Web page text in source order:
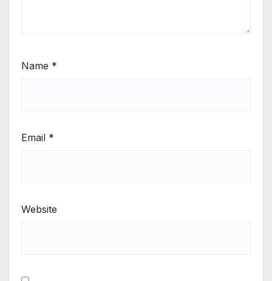
Name *
Email *
Website